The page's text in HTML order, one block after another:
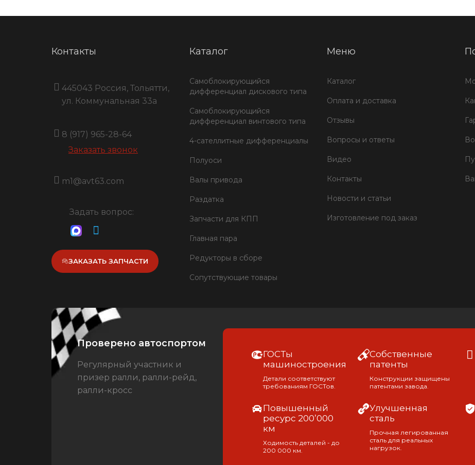
Контакты
445043 Россия, Тольятти,
ул. Коммунальная 33a
8 (917) 965-28-64
Заказать звонок
m1@avt63.com
Задать вопрос:
ЗАКАЗАТЬ ЗАПЧАСТИ
Каталог
Самоблокирующийся
дифференциал дискового типа
Самоблокирующийся
дифференциал винтового типа
4-сателлитные дифференциалы
Полуоси
Валы привода
Раздатка
Запчасти для КПП
Главная пара
Редукторы в сборе
Сопутствующие товары
Меню
Каталог
Оплата и доставка
Отзывы
Вопросы и ответы
Видео
Контакты
Новости и статьи
Изготовление под заказ
Проверено автоспортом
Регулярный участник и
призер ралли, ралли-рейд,
ралли-кросс
ГОСТы
машиностроения
Детали соответствуют
требованиям ГОСТов.
Собственные
патенты
Конструкции защищены
патентами завода.
Повышенный
ресурс 200’000
км
Ходимость деталей - до
200 000 км.
Улучшенная
сталь
Прочная легированная
сталь для реальных
нагрузок.